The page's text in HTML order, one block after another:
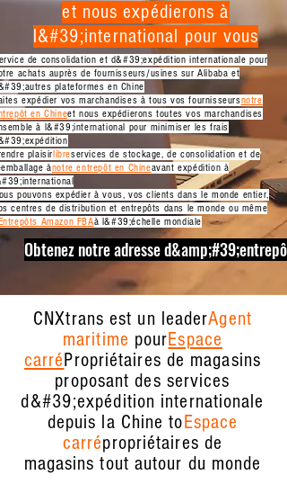
et nous expédierons à
l&#39;international pour vous
de consolidation et d&#39;expédition internationale pour
achats auprès de fournisseurs/usines sur Alibaba et
plateformes en Chine
expédier vos marchandises à tous vos fournisseursnotre
en Chineet nous expédierons toutes vos marchandises
à l&#39;international pour minimiser les frais
plaisirlibreservices de stockage, de consolidation et de
ànotre entrepôt en Chineavant expédition à
pouvons expédier à vous, vos clients dans le monde entier,
centres de distribution et entrepôts dans le monde ou même
Amazon FBAà l&#39;échelle mondiale
Obtenez notre adresse
CNXtrans est un leaderAgent
maritime pourEspace
carréPropriétaires de magasins
proposant des services
d&#39;expédition internationale
depuis la Chine toEspace
carrépropriétaires de
magasins tout autour du monde